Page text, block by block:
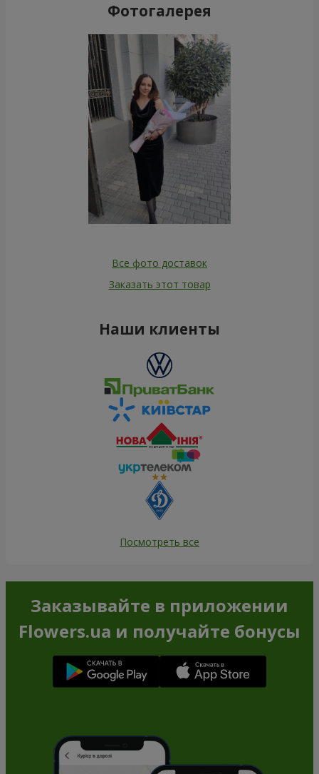
Фотогалерея
Все фото доставок
Заказать этот товар
Наши клиенты
Посмотреть все
Заказывайте в приложении
Flowers.ua и получайте бонусы